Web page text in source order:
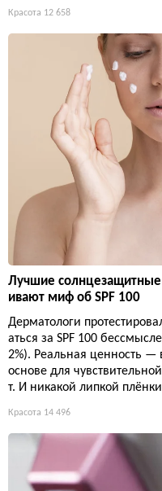
Красота 12 658
Лучшие
ивают миф об SPF 100
Дерматологи
аться за SPF 100
2%). Реальная ценность —
основе для
т. И никакой липкой
Красота 14 496